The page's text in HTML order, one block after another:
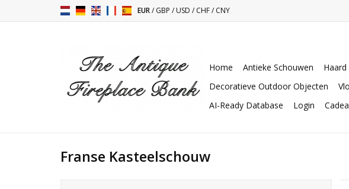
EUR/GBP /USD /CHF/CNY
Home Antieke Schouwen
Decoratieve Outdoor Objecten
AI-Ready Database
Login
Franse Kasteelschouw